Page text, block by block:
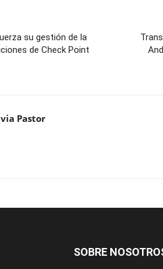
su gestión de la
de Check Point
Pastor
SOBRE